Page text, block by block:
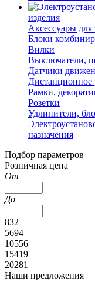
изделия
Аксессуары для
Блоки
Вилки
Выключатели,
Датчики
Рамки,
Розетки
Удлинители,
назначения
Подбор параметров
Розничная цена
От
До
832
5694
10556
15419
20281
Наши предложения